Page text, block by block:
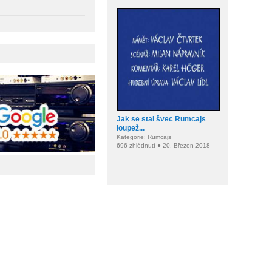
Jak se stal švec Rumcajs
loupež...
Kategorie: Rumcajs
696 zhlédnutí ● 20. Březen 2018